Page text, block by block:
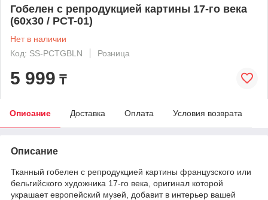
Гобелен с репродукцией картины 17-го века
(60х30 / PCT-01)
Нет в наличии
Код: SS-PCTGBLN
Розница
5 999 ₸
Описание Доставка Оплата Условия возврата
Описание
Тканный гобелен с репродукцией картины французского или
бельгийского художника 17-го века, оригинал которой
украшает европейский музей, добавит в интерьер вашей